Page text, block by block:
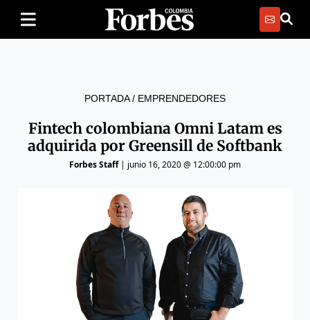
PORTADA/ EMPRENDEDORES
Fintech colombiana Omni Latam es
adquirida por Greensill de Softbank
Forbes Staff| junio 16, 2020 @ 12:00:00 pm